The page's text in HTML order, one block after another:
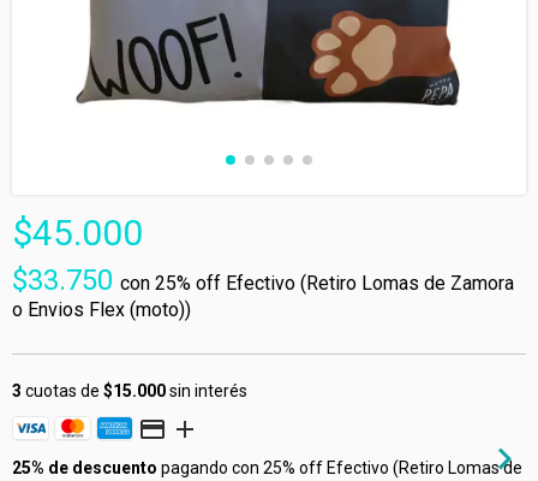
$45.000
$33.750 con 25% off Efectivo (Retiro Lomas de Zamora
o Envios Flex (moto))
3 cuotas de $15.000sin interés
25% de descuento pagando con 25% off Efectivo (Retiro Lomas de